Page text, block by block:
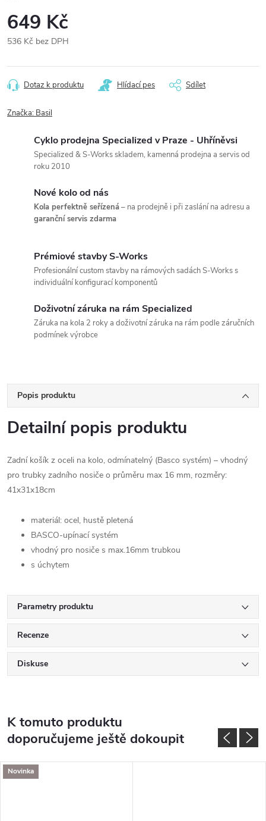
649 Kč
536 Kč bez DPH
cena:
Dotaz k produktu Hlídací pes Sdílet
Značka: Basil
Cyklo prodejna Specialized v Praze - Uhříněvsi
Specialized & S-Works skladem, kamenná prodejna a servis od
roku 2010
Nové kolo od nás
Kola perfektně seřízená– na prodejně i při zaslání na adresu a
garanční servis zdarma
Prémiové stavby S-Works
Profesionální custom stavby na rámových sadách S-Works s
individuální konfigurací komponentů
Doživotní záruka na rám Specialized
Záruka na kola 2 roky a doživotní záruka na rám podle záručních
podmínek výrobce
Popis produktu
Detailní popis produktu
Zadní košík z oceli na kolo, odmínatelný (Basco systém) – vhodný
pro trubky zadního nosiče o průměru max 16 mm, rozměry:
41x31x18cm
materiál: ocel, hustě pletená
BASCO-upínací systém
vhodný pro nosiče s max.16mm trubkou
s úchytem
Parametry produktu
Recenze
Diskuse
K tomuto produktu
doporučujeme ještě dokoupit
Novinka